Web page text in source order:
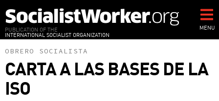
to
main
content
PUBLICATION OF THE
INTERNATIONAL SOCIALIST ORGANIZATION
MENU
OBRERO SOCIALISTA
CARTA A LAS BASES DE LA
ISO